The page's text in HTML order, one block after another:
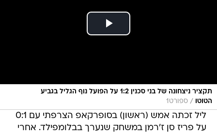
תקציר ניצחונה של בני סכנין 1:2 על הפועל נוף הגליל בגביע
הטוטו
/ ספורט1
ליל זכתה אמש (ראשון) בסופרקאפ הצרפתי עם 0:1
על פריז סן ז'רמן במשחק שנערך בבלומפילד. אחרי